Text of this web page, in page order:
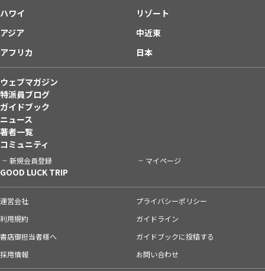
ハワイ
リゾート
アジア
中近東
アフリカ
日本
ウェブマガジン
特派員ブログ
ガイドブック
ニュース
著者一覧
コミュニティ
新規会員登録 マイページ
GOOD LUCK TRIP
運営会社
プライバシーポリシー
利用規約
ガイドライン
書店御担当者様へ
ガイドブックに投稿する
採用情報
お問い合わせ